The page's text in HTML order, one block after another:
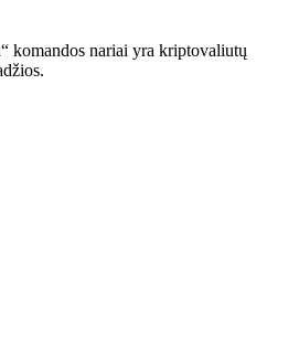
komandos nariai yra kriptovaliutų